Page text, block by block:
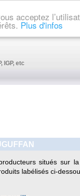
acceptez
Plus d'infos
IGP, etc
situés sur
labélisés ci-